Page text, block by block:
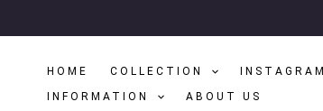
Στο
Περιεχόμενο
HOME COLLECTION
INSTAGRAM
INFORMATION
ABOUT US